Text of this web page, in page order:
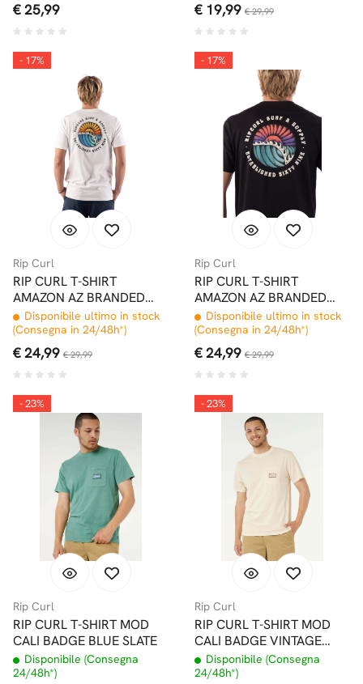
€ 25,99 € 19,99 € 29,99
- 17%
Rip Curl
RIP CURL T-SHIRT
AMAZON AZ BRANDED
BONE
Disponibile ultimo in stock
(Consegna in 24/48h*)
€ 24,99 € 29,99
- 17%
Rip Curl
RIP CURL T-SHIRT
AMAZON AZ BRANDED
BLACK
Disponibile ultimo in stock
(Consegna in 24/48h*)
€ 24,99 € 29,99
- 23%
Rip Curl
RIP CURL T-SHIRT MOD
CALI BADGE BLUE SLATE
Disponibile (Consegna
24/48h*)
- 23%
Rip Curl
RIP CURL T-SHIRT MOD
CALI BADGE VINTAGE
WHITE
Disponibile (Consegna
24/48h*)